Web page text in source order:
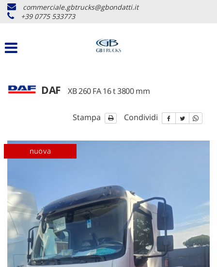
commerciale.gbtrucks@gbondatti.it
+39 0775 533773
DAF XB 260 FA 16 t 3800 mm
Stampa Condividi
motrici